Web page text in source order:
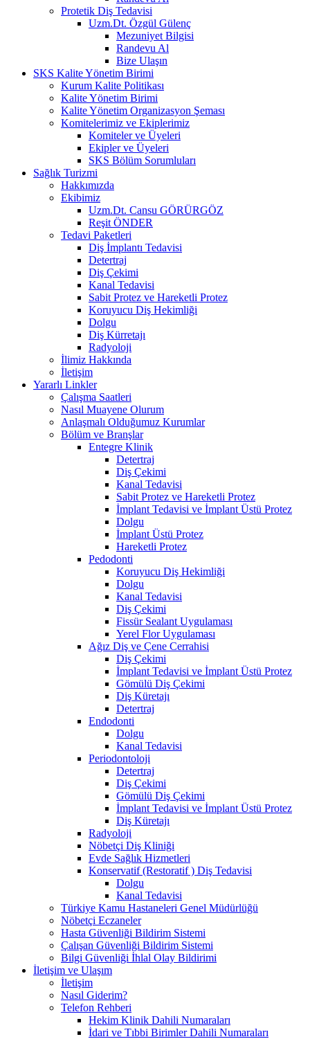
Protetik Diş Tedavisi
Uzm.Dt. Özgül Gülenç
Mezuniyet Bilgisi
Randevu Al
Bize Ulaşın
SKS Kalite Yönetim Birimi
Kurum Kalite Politikası
Kalite Yönetim Birimi
Kalite Yönetim Organizasyon Şeması
Komitelerimiz ve Ekiplerimiz
Komiteler ve Üyeleri
Ekipler ve Üyeleri
SKS Bölüm Sorumluları
Sağlık Turizmi
Hakkımızda
Ekibimiz
Uzm.Dt. Cansu GÖRÜRGÖZ
Reşit ÖNDER
Tedavi Paketleri
Diş İmplantı Tedavisi
Detertraj
Diş Çekimi
Kanal Tedavisi
Sabit Protez ve Hareketli Protez
Koruyucu Diş Hekimliği
Dolgu
Diş Kürretajı
Radyoloji
İlimiz Hakkında
İletişim
Yararlı Linkler
Çalışma Saatleri
Nasıl Muayene Olurum
Anlaşmalı Olduğumuz Kurumlar
Bölüm ve Branşlar
Entegre Klinik
Detertraj
Diş Çekimi
Kanal Tedavisi
Sabit Protez ve Hareketli Protez
İmplant Tedavisi ve İmplant Üstü Protez
Dolgu
İmplant Üstü Protez
Hareketli Protez
Pedodonti
Koruyucu Diş Hekimliği
Dolgu
Kanal Tedavisi
Diş Çekimi
Fissür Sealant Uygulaması
Yerel Flor Uygulaması
Ağız Diş ve Çene Cerrahisi
Diş Çekimi
İmplant Tedavisi ve İmplant Üstü Protez
Gömülü Diş Çekimi
Diş Küretajı
Detertraj
Endodonti
Dolgu
Kanal Tedavisi
Periodontoloji
Detertraj
Diş Çekimi
Gömülü Diş Çekimi
İmplant Tedavisi ve İmplant Üstü Protez
Diş Küretajı
Radyoloji
Nöbetçi Diş Kliniği
Evde Sağlık Hizmetleri
Konservatif (Restoratif ) Diş Tedavisi
Dolgu
Kanal Tedavisi
Türkiye Kamu Hastaneleri Genel Müdürlüğü
Nöbetçi Eczaneler
Hasta Güvenliği Bildirim Sistemi
Çalışan Güvenliği Bildirim Sistemi
Bilgi Güvenliği İhlal Olay Bildirimi
İletişim ve Ulaşım
İletişim
Nasıl Giderim?
Telefon Rehberi
Hekim Klinik Dahili Numaraları
İdari ve Tıbbi Birimler Dahili Numaraları